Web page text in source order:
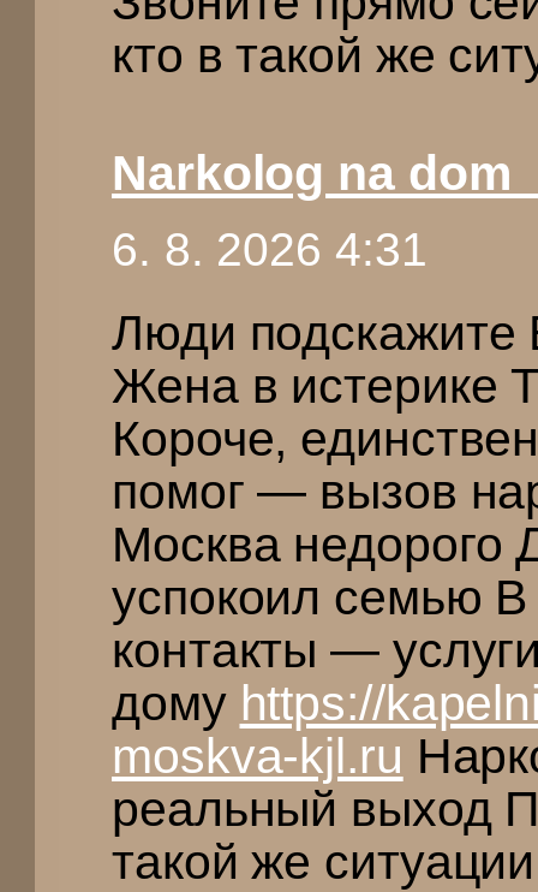
кто в такой же
Narkolog na
6. 8. 2026 4:31
Люди подскажите
Жена в истерике
Короче,
помог — вызов
Москва недорого
успокоил семью
контакты —
дому https://
moskva-kjl.ru
реальный выход
такой же ситуации